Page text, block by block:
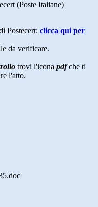
(Poste Italiane)
di Postecert: clicca qui per
da verificare.
trovi l'icona pdf che ti
l'atto.